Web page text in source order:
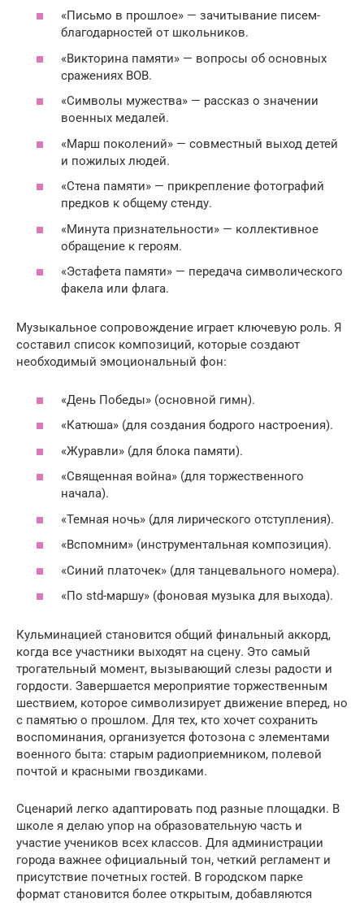
«Письмо в прошлое» — зачитывание писем-
благодарностей от школьников.
«Викторина памяти» — вопросы об основных
сражениях ВОВ.
«Символы мужества» — рассказ о значении
военных медалей.
«Марш поколений» — совместный выход детей
и пожилых людей.
«Стена памяти» — прикрепление фотографий
предков к общему стенду.
«Минута признательности» — коллективное
обращение к героям.
«Эстафета памяти» — передача символического
факела или флага.
Музыкальное сопровождение играет ключевую роль. Я
составил список композиций, которые создают
необходимый эмоциональный фон:
«День Победы» (основной гимн).
«Катюша» (для создания бодрого настроения).
«Журавли» (для блока памяти).
«Священная война» (для торжественного
начала).
«Темная ночь» (для лирического отступления).
«Вспомним» (инструментальная композиция).
«Синий платочек» (для танцевального номера).
«По std-маршу» (фоновая музыка для выхода).
Кульминацией становится общий финальный аккорд,
когда все участники выходят на сцену. Это самый
трогательный момент, вызывающий слезы радости и
гордости. Завершается мероприятие торжественным
шествием, которое символизирует движение вперед, но
с памятью о прошлом. Для тех, кто хочет сохранить
воспоминания, организуется фотозона с элементами
военного быта: старым радиоприемником, полевой
почтой и красными гвоздиками.
Сценарий легко адаптировать под разные площадки. В
школе я делаю упор на образовательную часть и
участие учеников всех классов. Для администрации
города важнее официальный тон, четкий регламент и
присутствие почетных гостей. В городском парке
формат становится более открытым, добавляются